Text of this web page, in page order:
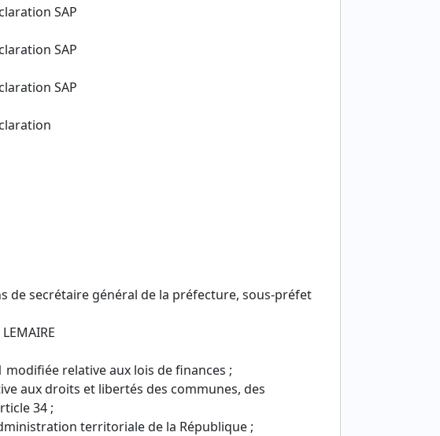
SAP
SAP
SAP
secrétaire général de la préfecture, sous-préfet
modifiée relative aux lois de finances ;
aux droits et libertés des communes, des
34 ;
territoriale de la République ;